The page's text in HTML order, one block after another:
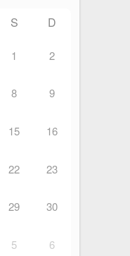
S D
1 2
8 9
15 16
22 23
29 30
5 6